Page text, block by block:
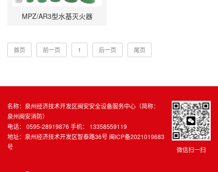
MPZ/AR3型水基灭火器
首页 前一页 1 后一页 尾页
微信扫一扫
名称：泉州经济技术开发区闽安安全设备服务中心（简称：
泉州闽安消防）
电话： 0595-28919876 手机： 13358559119
地址：泉州经济技术开发区智泰路36号 闽ICP备2021019683
号